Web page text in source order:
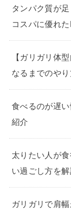
タンパク質が
コスパに優れ
【ガリガリ体
なるまでのや
食べるのが遅
紹介
太りたい人が
い過ごし方を解
ガリガリで肩